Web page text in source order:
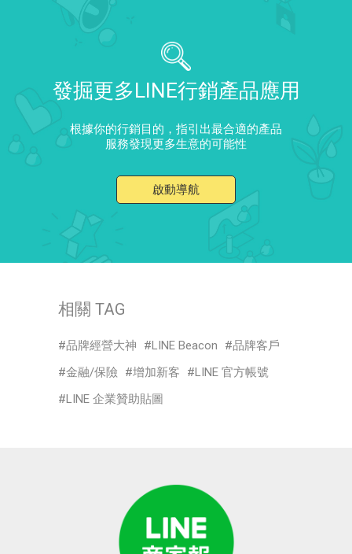
發掘更多LINE行銷產品應用
根據你的行銷目的，指引出最合適的產品
服務發現更多生意的可能性
啟動導航
相關 TAG
品牌經營大神 LINE Beacon
品牌客戶
金融/保險
增加新客
LINE 官方帳號
LINE 企業贊助貼圖